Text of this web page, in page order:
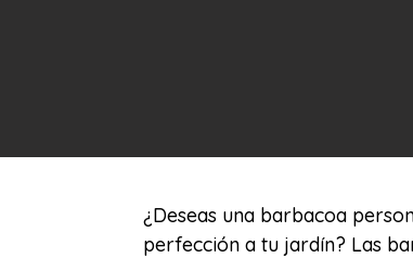
¿Deseas una barbacoa
perfección a tu jardín? Las